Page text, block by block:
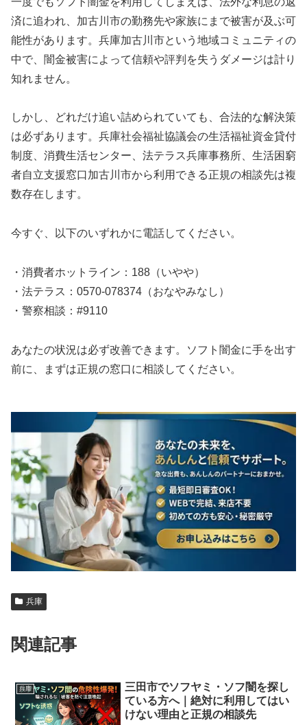
済に追われ、加古川市の勤務先や家族にまで被害が及ぶ可
能性があります。兵庫加古川市という地域コミュニティの
中で、闇金被害によって信頼や評判を失うダメージは計り
知れません。
しかし、どれだけ追い詰められていても、合法的な解決策
は必ずあります。兵庫社会福祉協議会の生活福祉資金貸付
制度、消費生活センター、法テラス兵庫事務所、生活困窮
者自立支援窓口加古川市から利用できる正規の相談先は複
数存在します。
今すぐ、以下のいずれかに電話してください。
・消費者ホットライン：188（いやや）
・法テラス：0570-078374（おなやみなし）
・警察相談：#9110
あなたの状況は必ず改善できます。ソフト闇金に手を出す
前に、まずは正規の窓口に相談してください。
兵庫
関連記事
兵庫
三田市でソフヤミ・ソフ闇を探し
ている方へ｜絶対に利用してはい
けない理由と正規の相談先